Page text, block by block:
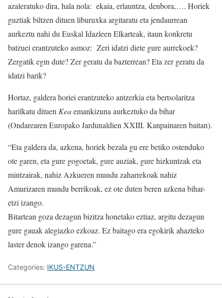
azaleratuko dira, hala nola: ekaia, erlauntza, denbora,…. Horiek
guztiak biltzen dituen liburuxka argitaratu eta jendaurrean
aurkeztu nahi du Euskal Idazleen Elkarteak, itaun konkretu
batzuei erantzuteko asmoz: Zeri idatzi diete gure aurrekoek?
Zergatik egin dute? Zer geratu da bazterrean? Eta zer geratu da
idatzi barik?
Hortaz, galdera horiei erantzuteko antzerkia eta bertsolaritza
harilkatu dituenKeaemankizuna aurkeztuko da bihar
(Ondarearen Europako Jardunaldien XXIII. Kanpainaren baitan).
“Eta galdera da, azkena, horiek bezala gu ere betiko ostenduko
ote garen, eta gure gogoetak, gure auziak, gure hizkuntzak eta
mintzairak, nahiz Azkueren mundu zaharrekoak nahiz
Amurizaren mundu berrikoak, ez ote duten beren azkena bihar-
etzi izango.
Bitartean goza dezagun bizitza honetako eztiaz, argitu dezagun
gure gauak alegiazko ezkoaz. Ez baitago era egokirik ahazteko
laster denok izango garena.”
Categories: IKUS-ENTZUN